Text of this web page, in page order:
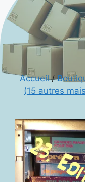
Accueil/
(15 autres